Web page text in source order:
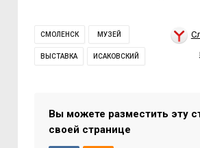
СМОЛЕНСК МУЗЕЙ
ВЫСТАВКА ИСАКОВСКИЙ
Вы можете разместить эту
своей странице